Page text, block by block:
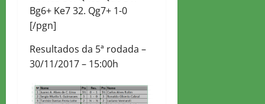
Bg6+ Ke7 32. Qg7+ 1-0
[/pgn]
Resultados da 5ª rodada –
30/11/2017 – 15:00h